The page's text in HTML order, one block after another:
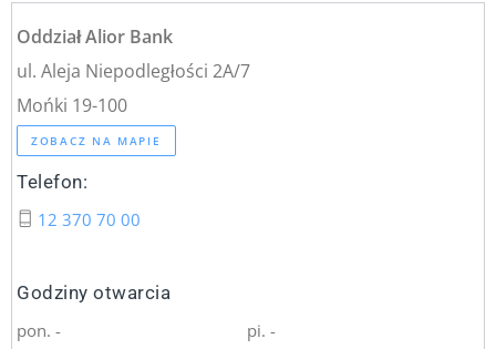
Oddział Alior Bank
ul. Aleja Niepodległości 2A/7
Mońki 19-100
ZOBACZ NA MAPIE
Telefon:
12 370 70 00
Godziny otwarcia
pon. -
pi. -